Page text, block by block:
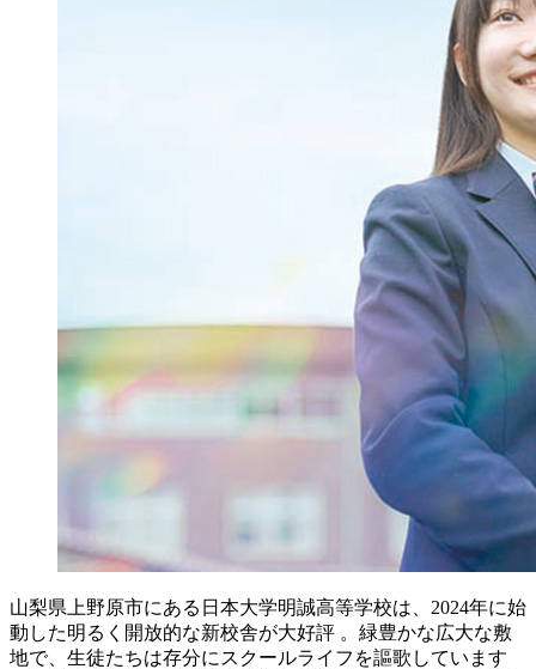
山梨県上野原市にある日本大学明誠高等学校は、2024年に始
動した明るく開放的な新校舎が大好評 。緑豊かな広大な敷
地で、生徒たちは存分にスクールライフを謳歌しています